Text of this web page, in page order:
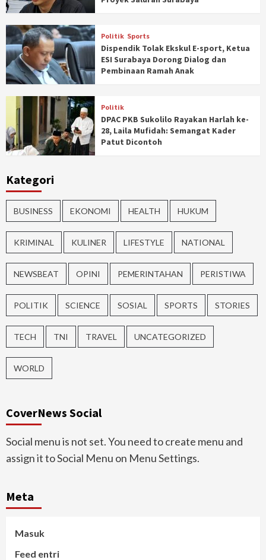
Politik Sports
Dispendik Tolak Ekskul E-sport, Ketua
ESI Surabaya Dorong Dialog dan
Pembinaan Ramah Anak
Politik
DPAC PKB Sukolilo Rayakan Harlah ke-
28, Laila Mufidah: Semangat Kader
Patut Dicontoh
Kategori
BUSINESS EKONOMI HEALTH HUKUM
KRIMINAL KULINER LIFESTYLE NATIONAL
NEWSBEAT OPINI PEMERINTAHAN PERISTIWA
POLITIK SCIENCE SOSIAL SPORTS STORIES
TECH TNI TRAVEL UNCATEGORIZED
WORLD
CoverNews Social
Social menu is not set. You need to create menu and
assign it to Social Menu on Menu Settings.
Meta
Masuk
Feed entri